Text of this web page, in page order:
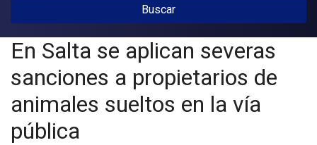
Buscar
En Salta se aplican severas
sanciones a propietarios de
animales sueltos en la vía
pública